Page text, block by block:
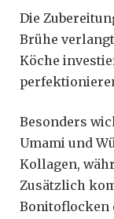
Die
Brühe
Köche
Besonders
Umami und
Kollagen,
Zusätzlich
Bonitoflocken